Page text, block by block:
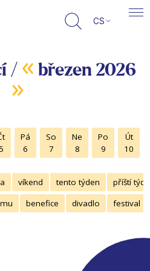
CS
/ « březen 2026
»
5
Pá
6
So
7
Ne
8
Po
9
Út
10
víkend tento týden
příští
benefice divadlo festival